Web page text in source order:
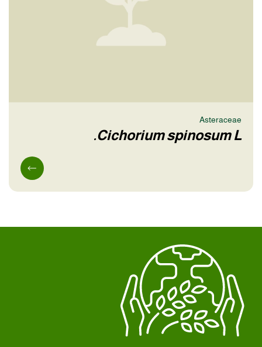
Asteraceae
Cichorium spinosum L.